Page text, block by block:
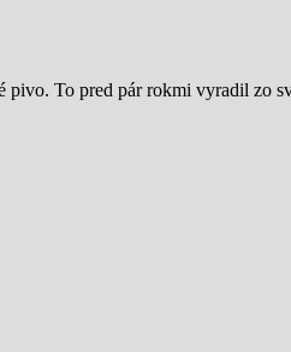
To pred pár rokmi vyradil zo